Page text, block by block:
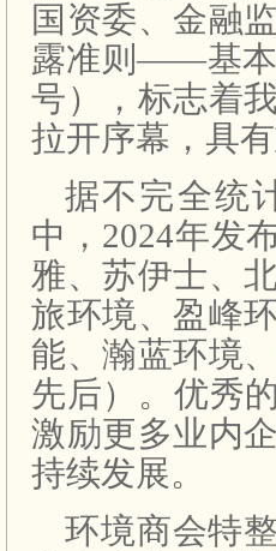
国资委、金融
露准则——基本
号），标志着
拉开序幕，具
据不完全统
中，2024年发
雅、苏伊士、
旅环境、盈峰
能、瀚蓝环境
先后）。优秀
激励更多业内
持续发展。
环境商会特